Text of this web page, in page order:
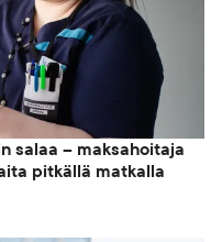
salaa – maksahoitaja
pitkällä matkalla